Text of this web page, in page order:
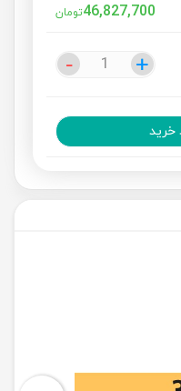
46,827,700تومان
+
- +
-
خرید